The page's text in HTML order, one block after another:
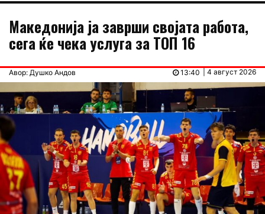
Македонија ја заврши својата работа,
сега ќе чека услуга за ТОП 16
Авор: Душко Андов | 4 август 2026
13:40